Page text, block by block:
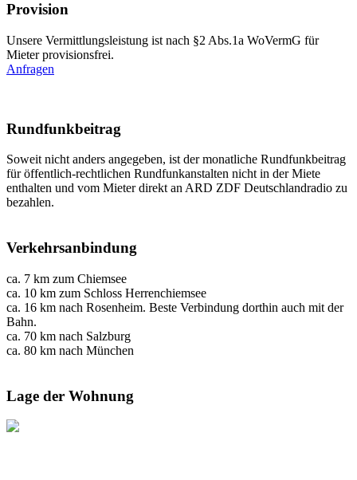
Provision
Unsere Vermittlungsleistung ist nach §2 Abs.1a WoVermG für
Mieter provisionsfrei.
Anfragen
Rundfunkbeitrag
Soweit nicht anders angegeben, ist der monatliche Rundfunkbeitrag
für öffentlich-rechtlichen Rundfunkanstalten nicht in der Miete
enthalten und vom Mieter direkt an ARD ZDF Deutschlandradio zu
bezahlen.
Verkehrsanbindung
ca. 7 km zum Chiemsee
ca. 10 km zum Schloss Herrenchiemsee
ca. 16 km nach Rosenheim. Beste Verbindung dorthin auch mit der
Bahn.
ca. 70 km nach Salzburg
ca. 80 km nach München
Lage der Wohnung